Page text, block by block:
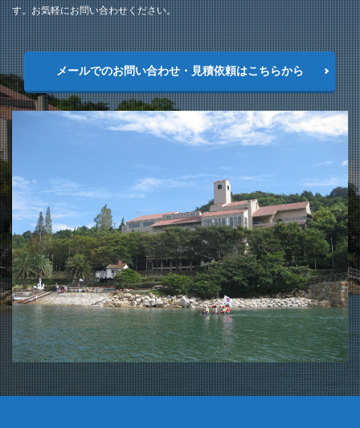
す。お気軽にお問い合わせください。
メールでのお問い合わせ・見積依頼はこちらから